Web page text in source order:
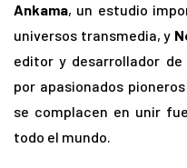
Ankama, un estudio
universos transmedia, y
editor y desarrollador
por apasionados
se complacen en unir
todo el mundo.